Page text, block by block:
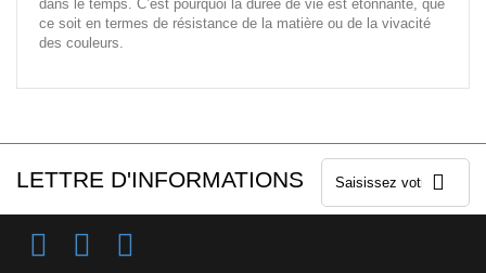
dans le temps. C’est pourquoi la durée de vie est étonnante, que
ce soit en termes de résistance de la matière ou de la vivacité
des couleurs.
LETTRE D'INFORMATIONS